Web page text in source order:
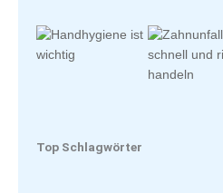
Top Schlagwörter